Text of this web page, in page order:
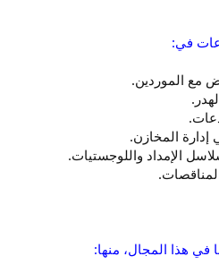
في:
مع الموردين.
إدارة المخازن.
الإمداد واللوجستيات.
هذا المجال، منها: